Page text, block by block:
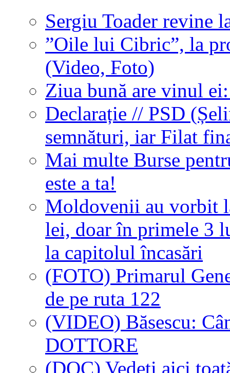
Sergiu Toader revine
”Oile lui Cibric”, la
(Video, Foto)
Ziua bună are vinul
Declarație // PSD
semnături, iar Filat
Mai multe Burse
este a ta!
Moldovenii au vorbit
lei, doar în primele 3
la capitolul încasări
(FOTO) Primarul
de pe ruta 122
(VIDEO) Băsescu:
DOTTORE
(DOC) Vedeți aici